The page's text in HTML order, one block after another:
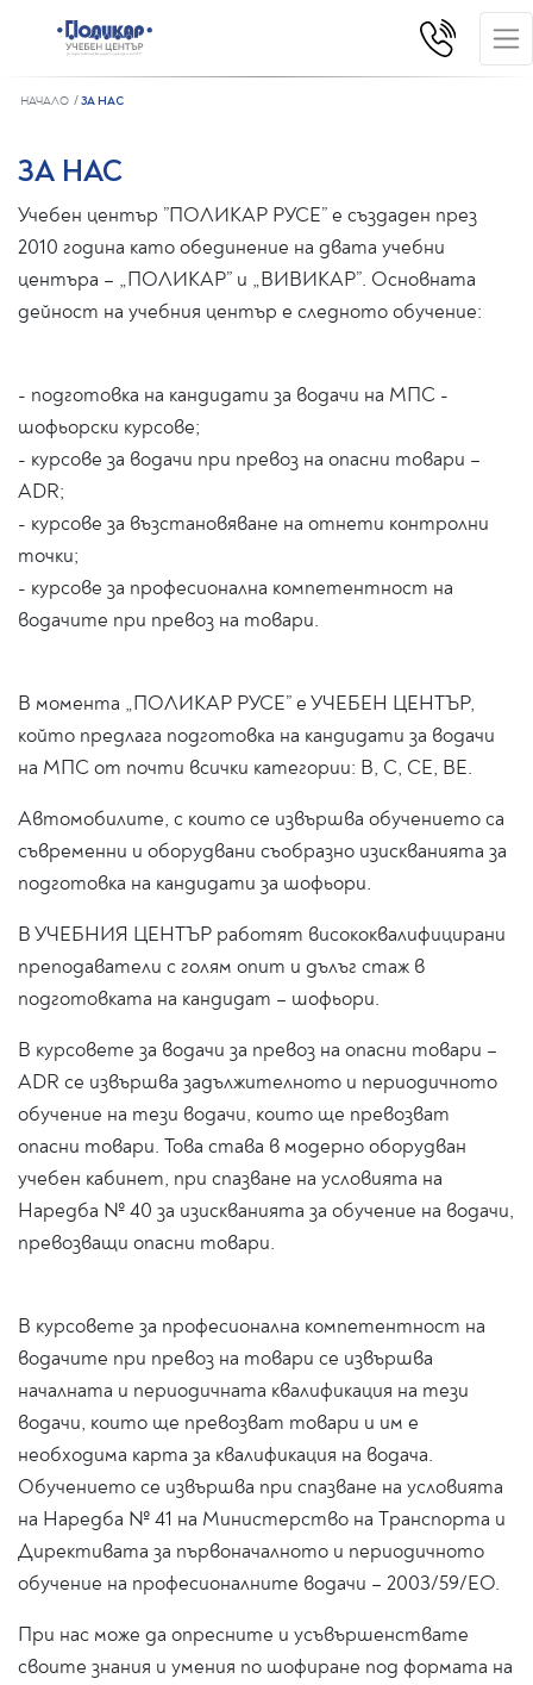
НАЧАЛО ЗА НАС
ЗА НАС
Учебен център ”ПОЛИКАР РУСЕ” е създаден през
2010 година като обединение на двата учебни
центъра – „ПОЛИКАР” и „ВИВИКАР”. Основната
дейност на учебния център е следното обучение:
- подготовка на кандидати за водачи на МПС -
шофьорски курсове;
- курсове за водачи при превоз на опасни товари –
ADR;
- курсове за възстановяване на отнети контролни
точки;
- курсове за професионална компетентност на
водачите при превоз на товари.
В момента „ПОЛИКАР РУСЕ” е УЧЕБЕН ЦЕНТЪР,
който предлага подготовка на кандидати за водачи
на МПС от почти всички категории: В, С, СЕ, ВЕ.
Автомобилите, с които се извършва обучението са
съвременни и оборудвани съобразно изискванията за
подготовка на кандидати за шофьори.
В УЧЕБНИЯ ЦЕНТЪР работят висококвалифицирани
преподаватели с голям опит и дълъг стаж в
подготовката на кандидат – шофьори.
В курсовете за водачи за превоз на опасни товари –
ADR се извършва задължителното и периодичното
обучение на тези водачи, които ще превозват
опасни товари. Това става в модерно оборудван
учебен кабинет, при спазване на условията на
Наредба № 40 за изискванията за обучение на водачи,
превозващи опасни товари.
В курсовете за професионална компетентност на
водачите при превоз на товари се извършва
началната и периодичната квалификация на тези
водачи, които ще превозват товари и им е
необходима карта за квалификация на водача.
Обучението се извършва при спазване на условията
на Наредба № 41 на Министерство на Транспорта и
Директивата за първоначалното и периодичното
обучение на професионалните водачи – 2003/59/ЕО.
При нас може да опресните и усъвършенствате
своите знания и умения по шофиране под формата на